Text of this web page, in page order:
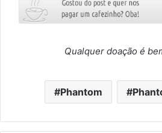
Qualquer doação é
Phantom